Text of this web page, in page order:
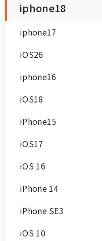
iphone18
iphone17
iOS26
iphone16
iOS18
iPhone15
iOS17
iOS 16
iPhone 14
iPhone SE3
iOS 10